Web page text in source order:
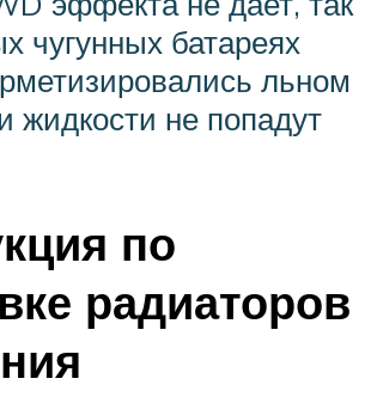
чугунных батареях
льном
жидкости не попадут
по
радиаторов